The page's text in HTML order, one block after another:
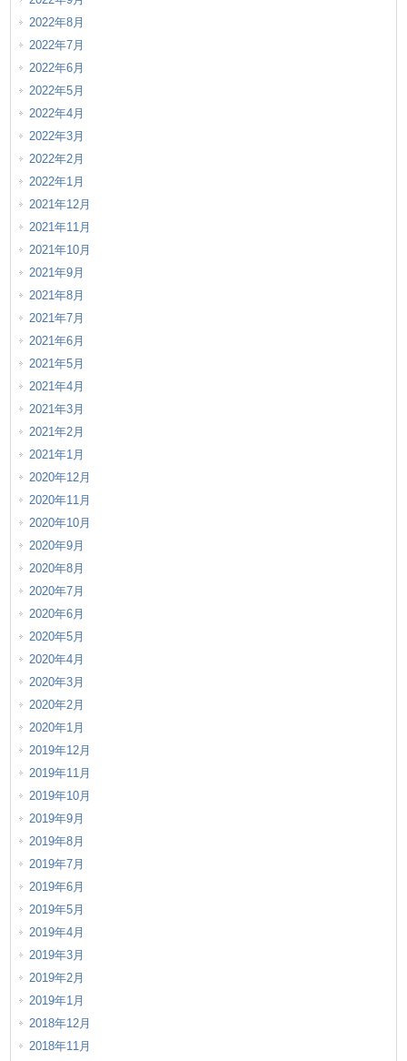
2022年8月
2022年7月
2022年6月
2022年5月
2022年4月
2022年3月
2022年2月
2022年1月
2021年12月
2021年11月
2021年10月
2021年9月
2021年8月
2021年7月
2021年6月
2021年5月
2021年4月
2021年3月
2021年2月
2021年1月
2020年12月
2020年11月
2020年10月
2020年9月
2020年8月
2020年7月
2020年6月
2020年5月
2020年4月
2020年3月
2020年2月
2020年1月
2019年12月
2019年11月
2019年10月
2019年9月
2019年8月
2019年7月
2019年6月
2019年5月
2019年4月
2019年3月
2019年2月
2019年1月
2018年12月
2018年11月